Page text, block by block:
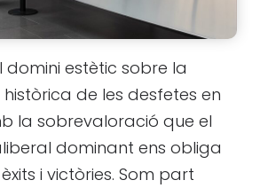
domini estètic sobre la
de les desfetes en
la sobrevaloració que el
dominant ens obliga
i victòries. Som part